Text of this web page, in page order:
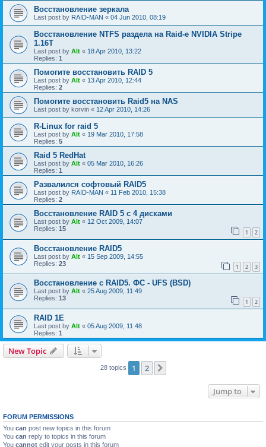
Восстановление зеркала
Last post by RAID-MAN « 04 Jun 2010, 08:19
Восстановление NTFS раздела на Raid-е NVIDIA Stripe
1.16Т
Last post by Alt « 18 Apr 2010, 13:22
Replies: 1
Помогите восстановить RAID 5
Last post by Alt « 13 Apr 2010, 12:44
Replies: 2
Помогите восстановить Raid5 на NAS
Last post by korvin « 12 Apr 2010, 14:26
R-Linux for raid 5
Last post by Alt « 19 Mar 2010, 17:58
Replies: 5
Raid 5 RedHat
Last post by Alt « 05 Mar 2010, 16:26
Replies: 1
Развалился софтовый RAID5
Last post by RAID-MAN « 11 Feb 2010, 15:38
Replies: 2
Восстановление RAID 5 с 4 дисками
Last post by Alt « 12 Oct 2009, 14:07
Replies: 15 1 2
Восстановление RAID5
Last post by Alt « 15 Sep 2009, 14:55
Replies: 23 1 2 3
Восстановление с RAID5. ФС - UFS (BSD)
Last post by Alt « 25 Aug 2009, 11:49
Replies: 13 1 2
RAID 1E
Last post by Alt « 05 Aug 2009, 11:48
Replies: 1
New Topic
28 topics 1 2
Jump to
FORUM PERMISSIONS
You can post new topics in this forum
You can reply to topics in this forum
You cannot edit your posts in this forum